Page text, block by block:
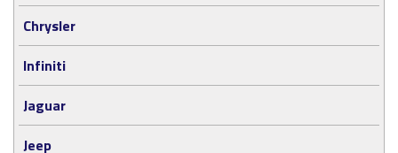
Chrysler
Infiniti
Jaguar
Jeep